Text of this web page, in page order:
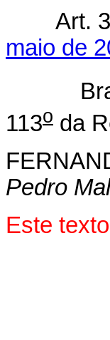
Art. 3
maio de
113o da
Pedro
Este